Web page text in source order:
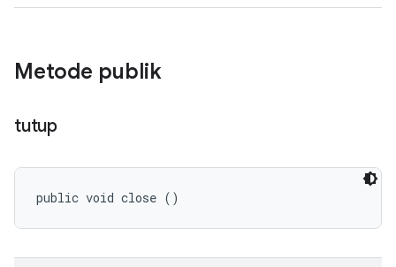
Metode publik
tutup
public void close ()